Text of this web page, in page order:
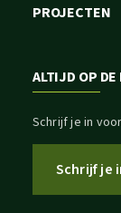
PROJECTEN
ALTIJD OP
Schrijf je in
Schrijf je